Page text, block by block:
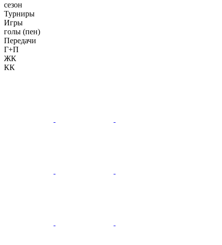
сезон
Турниры
Игры
голы (пен)
Передачи
Г+П
ЖК
КК